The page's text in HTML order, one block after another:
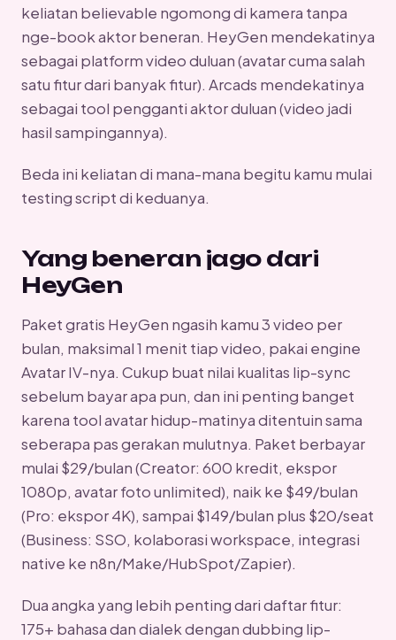
keliatan believable ngomong di kamera tanpa
nge-book aktor beneran. HeyGen mendekatinya
sebagai platform video duluan (avatar cuma salah
satu fitur dari banyak fitur). Arcads mendekatinya
sebagai tool pengganti aktor duluan (video jadi
hasil sampingannya).
Beda ini keliatan di mana-mana begitu kamu mulai
testing script di keduanya.
Yang beneran jago dari
HeyGen
Paket gratis HeyGen ngasih kamu 3 video per
bulan, maksimal 1 menit tiap video, pakai engine
Avatar IV-nya. Cukup buat nilai kualitas lip-sync
sebelum bayar apa pun, dan ini penting banget
karena tool avatar hidup-matinya ditentuin sama
seberapa pas gerakan mulutnya. Paket berbayar
mulai $29/bulan (Creator: 600 kredit, ekspor
1080p, avatar foto unlimited), naik ke $49/bulan
(Pro: ekspor 4K), sampai $149/bulan plus $20/seat
(Business: SSO, kolaborasi workspace, integrasi
native ke n8n/Make/HubSpot/Zapier).
Dua angka yang lebih penting dari daftar fitur:
175+ bahasa dan dialek dengan dubbing lip-